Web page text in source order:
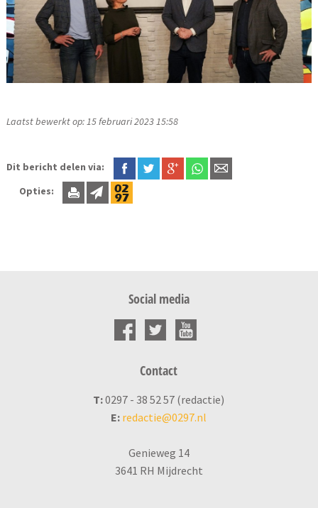
Laatst bewerkt op: 15 februari 2023 15:58
Dit bericht delen via:
Opties:
Social media
Contact
T:0297 - 38 52 57 (redactie)
E: redactie@0297.nl
Genieweg 14
3641 RH Mijdrecht